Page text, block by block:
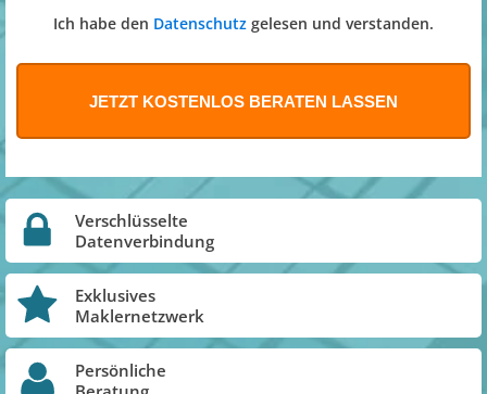
Ich habe den Datenschutz gelesen und verstanden.
Verschlüsselte
Datenverbindung
Exklusives
Maklernetzwerk
Persönliche